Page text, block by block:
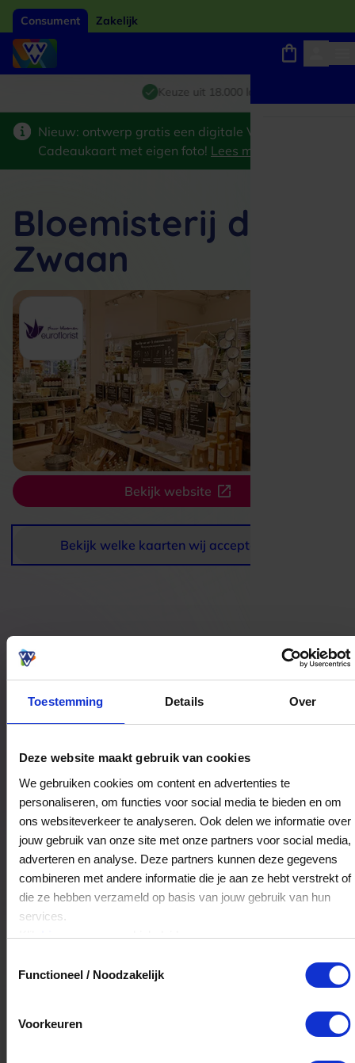
Toestemming Details Over
Deze website maakt gebruik van cookies
We gebruiken cookies om content en advertenties te
personaliseren, om functies voor social media te bieden en om
ons websiteverkeer te analyseren. Ook delen we informatie over
jouw gebruik van onze site met onze partners voor social media,
adverteren en analyse. Deze partners kunnen deze gegevens
combineren met andere informatie die je aan ze hebt verstrekt of
die ze hebben verzameld op basis van jouw gebruik van hun
services.
Klikhiervoor ons cookiebeleid.
Functioneel / Noodzakelijk
Voorkeuren
Consument Zakelijk
Giftcard van het jaar 2026
Keuze uit 18.000 locaties
Winkels, webshops en uitjes
Nieuw: ontwerp gratis een digitale VVV
Cadeaukaart met eigen foto! Lees meer
Bekijk website
Bloemisterij de
Zwaan
Bekijk welke kaarten wij accepteren
Bestedingslocaties
Bloemisterij de Zwaan
Oudedijk 2-b
5409AC Odiliapeel
Veelgestelde Vragen
Kan ik het saldo in delen besteden?
Het volledige saldo op de VVV cadeaukaart